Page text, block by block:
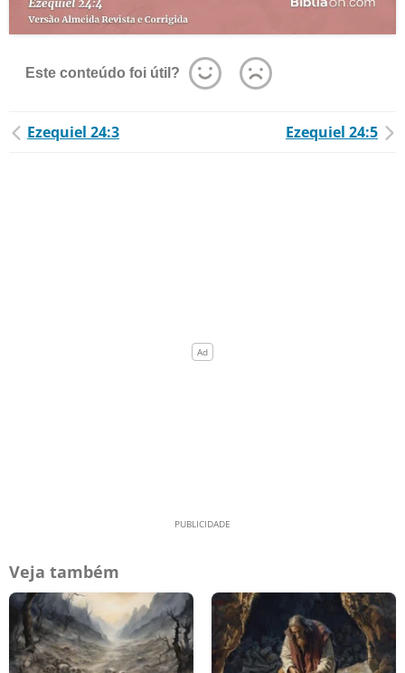
Este conteúdo foi útil?
Ezequiel 24:3 Ezequiel 24:5
Veja também